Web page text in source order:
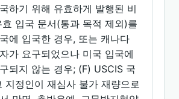
하기 위해 유효하게 발행된 비
입국 문서(통과 목적 제외)를
에 입국한 경우, 또는 캐나다
가 요구되었으나 미국 입국에
되지 않는 경우; (F) USCIS 국
지정인이 재심사 불가 재량으로